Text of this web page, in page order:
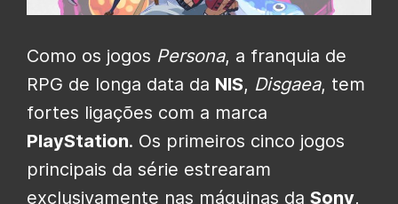
Como os jogos Persona, a franquia de
RPG de longa data da NIS, Disgaea, tem
fortes ligações com a marca
PlayStation. Os primeiros cinco jogos
principais da série estrearam
exclusivamente nas máquinas da Sony,